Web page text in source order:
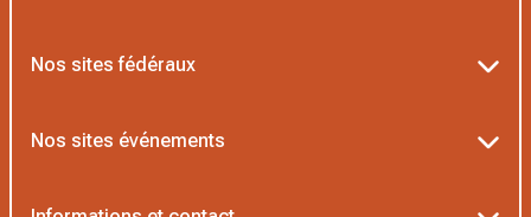
Nos sites fédéraux
Nos sites événements